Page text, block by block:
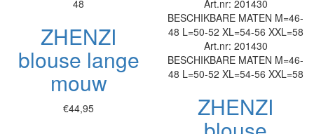
48
ZHENZI
blouse lange
mouw
€44,95
Art.nr: 201430
BESCHIKBARE MATEN M=46-
48 L=50-52 XL=54-56 XXL=58
Art.nr: 201430
BESCHIKBARE MATEN M=46-
48 L=50-52 XL=54-56 XXL=58
ZHENZI